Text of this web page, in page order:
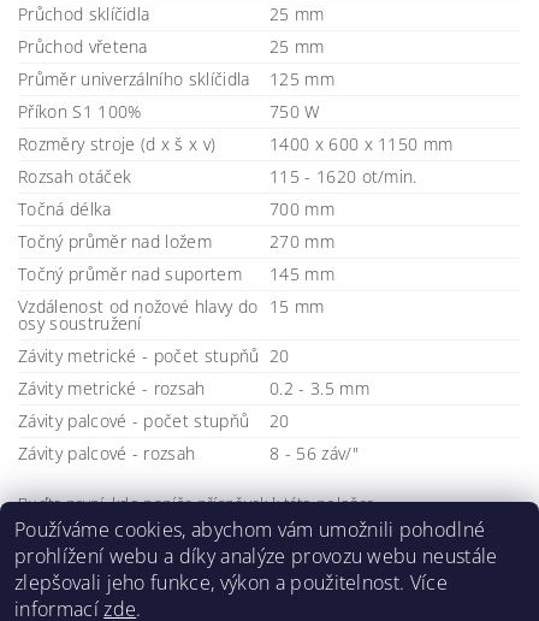
Průchod sklíčidla
25 mm
Průchod vřetena
25 mm
Průměr univerzálního sklíčidla
125 mm
Příkon S1 100%
750 W
Rozměry stroje (d x š x v)
1400 x 600 x 1150 mm
Rozsah otáček
115 - 1620 ot/min.
Točná délka
700 mm
Točný průměr nad ložem
270 mm
Točný průměr nad suportem
145 mm
Vzdálenost od nožové hlavy do
osy soustružení
15 mm
Závity metrické - počet stupňů 20
Závity metrické - rozsah
0.2 - 3.5 mm
Závity palcové - počet stupňů
20
Závity palcové - rozsah
8 - 56 záv/"
Buďte první, kdo napíše příspěvek k této položce.
Přidat komentář
Používáme cookies, abychom vám umožnili pohodlné
prohlížení webu a díky analýze provozu webu neustále
zlepšovali jeho funkce, výkon a použitelnost. Více
informacízde.